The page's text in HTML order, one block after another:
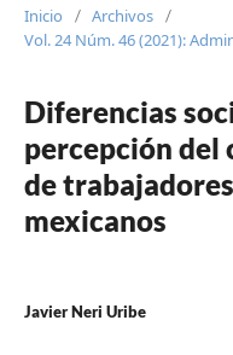
Inicio / Archivos /
Vol. 24 Núm. 46 (2021):
Diferencias
percepción del
de
mexicanos
Javier Neri Uribe